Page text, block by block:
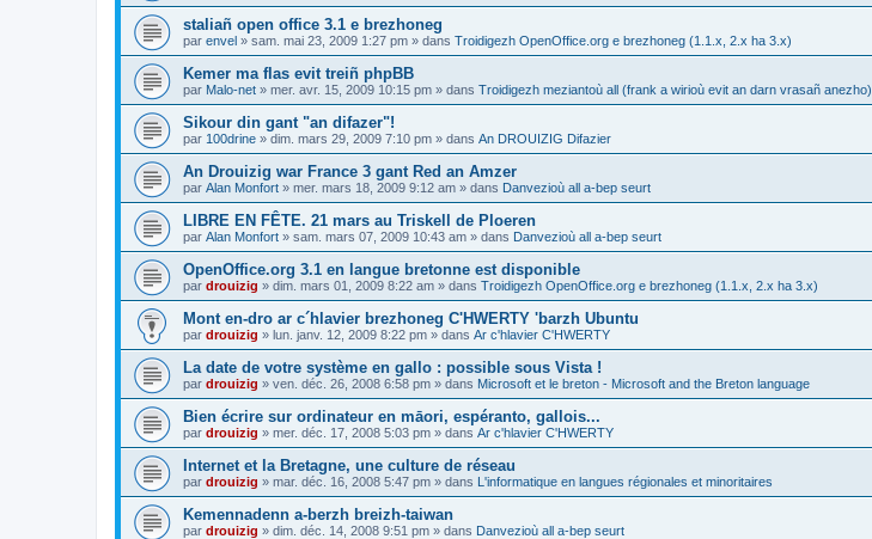
staliañ open office 3.1 e brezhoneg
par envel » sam. mai 23, 2009 1:27 pm » dans Troidigezh OpenOffice.org e brezhoneg (1.1.x, 2.x ha 3.x)
Kemer ma flas evit treiñ phpBB
par Malo-net » mer. avr. 15, 2009 10:15 pm » dans Troidigezh meziantoù all (frank a wirioù evit an darn vrasañ anezho)
Sikour din gant "an difazer"!
par 100drine » dim. mars 29, 2009 7:10 pm » dans An DROUIZIG Difazier
An Drouizig war France 3 gant Red an Amzer
par Alan Monfort » mer. mars 18, 2009 9:12 am » dans Danvezioù all a-bep seurt
LIBRE EN FÊTE. 21 mars au Triskell de Ploeren
par Alan Monfort » sam. mars 07, 2009 10:43 am » dans Danvezioù all a-bep seurt
OpenOffice.org 3.1 en langue bretonne est disponible
par drouizig » dim. mars 01, 2009 8:22 am » dans Troidigezh OpenOffice.org e brezhoneg (1.1.x, 2.x ha 3.x)
Mont en-dro ar c´hlavier brezhoneg C'HWERTY 'barzh Ubuntu
par drouizig » lun. janv. 12, 2009 8:22 pm » dans Ar c'hlavier C'HWERTY
La date de votre système en gallo : possible sous Vista !
par drouizig » ven. déc. 26, 2008 6:58 pm » dans Microsoft et le breton - Microsoft and the Breton language
Bien écrire sur ordinateur en māori, espéranto, gallois...
par drouizig » mer. déc. 17, 2008 5:03 pm » dans Ar c'hlavier C'HWERTY
Internet et la Bretagne, une culture de réseau
par drouizig » mar. déc. 16, 2008 5:47 pm » dans L'informatique en langues régionales et minoritaires
Kemennadenn a-berzh breizh-taiwan
par drouizig » dim. déc. 14, 2008 9:51 pm » dans Danvezioù all a-bep seurt